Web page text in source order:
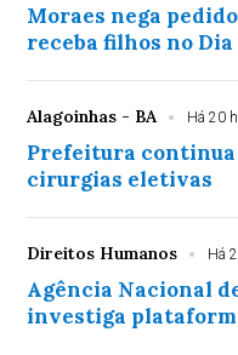
Moraes nega
receba filhos no Dia
Alagoinhas - BA Há 20
Prefeitura
cirurgias eletivas
Direitos Humanos Há
Agência Nacional
investiga